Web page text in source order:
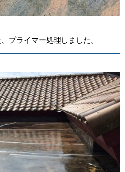
プライマー処理しました。